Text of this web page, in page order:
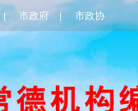
市政府 市政协